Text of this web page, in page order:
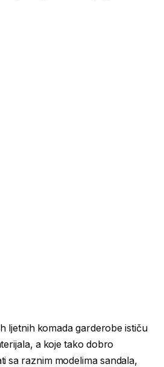
ljetnih komada garderobe ističu
a koje tako dobro
sa raznim modelima sandala,